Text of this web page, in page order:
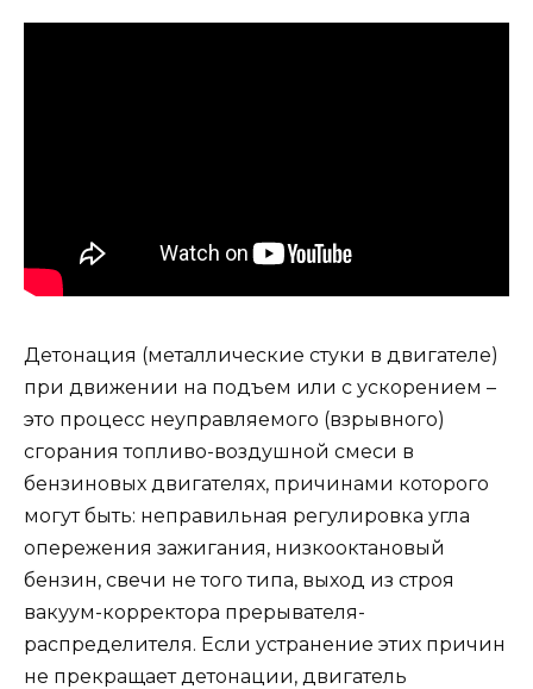
Детонация (металлические стуки в двигателе)
при движении на подъем или с ускорением –
это процесс неуправляемого (взрывного)
сгорания топливо-воздушной смеси в
бензиновых двигателях, причинами которого
могут быть: неправильная регулировка угла
опережения зажигания, низкооктановый
бензин, свечи не того типа, выход из строя
вакуум-корректора прерывателя-
распределителя. Если устранение этих причин
не прекращает детонации, двигатель